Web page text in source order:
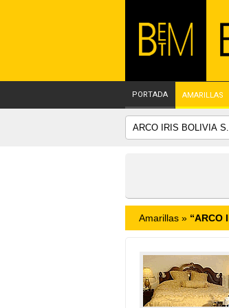
PORTADA AMARILLAS
Amarillas » “ARCO